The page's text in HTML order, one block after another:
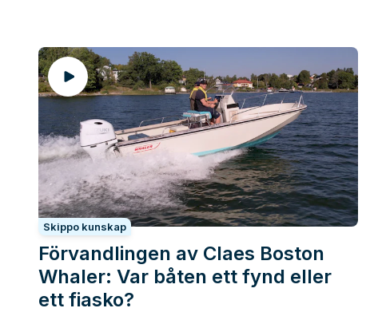
Skippo kunskap
Förvandlingen av Claes Boston
Whaler: Var båten ett fynd eller
ett fiasko?